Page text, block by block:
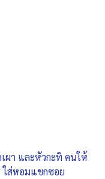
ผา และหัวกะทิ คนให้
ใส่หอมแขกซอย